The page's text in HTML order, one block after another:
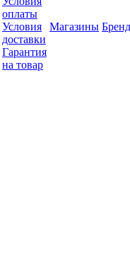
оплаты
Условия
доставки
Гарантия
на товар
Магазины